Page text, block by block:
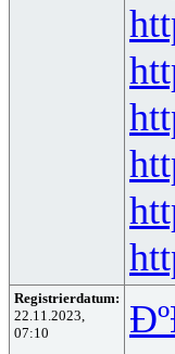
Registrierdatum:
22.11.2023,
07:10